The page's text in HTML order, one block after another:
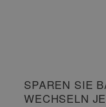
SPAREN SIE
WECHSELN